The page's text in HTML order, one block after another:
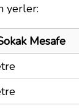
yerler:
Mesafe